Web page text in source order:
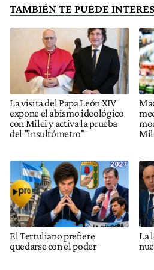
TAMBIÉN TE PUEDE
La visita del Papa León XIV
expone el abismo ideológico
con Milei y activa la prueba
del "insultómetro"
El Tertuliano prefiere
quedarse con el poder
La